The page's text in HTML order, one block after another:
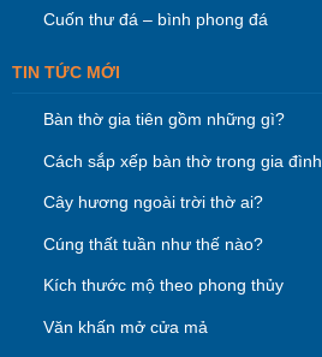
Cuốn thư đá – bình phong đá
TIN TỨC MỚI
Bàn thờ gia tiên gồm những gì?
Cách sắp xếp bàn thờ trong gia đình
Cây hương ngoài trời thờ ai?
Cúng thất tuần như thế nào?
Kích thước mộ theo phong thủy
Văn khấn mở cửa mả